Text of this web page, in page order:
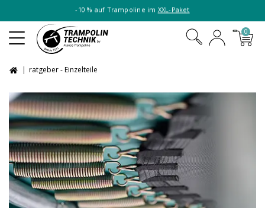
-10 % auf Trampoline imXXL-Paket
0
ratgeber - Einzelteile